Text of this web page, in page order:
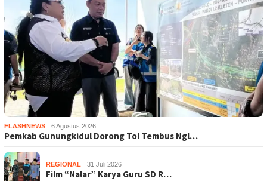
FLASHNEWS 6 Agustus 2026
Pemkab Gunungkidul Dorong Tol Tembus Ngl…
REGIONAL 31 Juli 2026
Film “Nalar” Karya Guru SD R…